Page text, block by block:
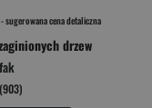
- sugerowana cena detaliczna
drzew